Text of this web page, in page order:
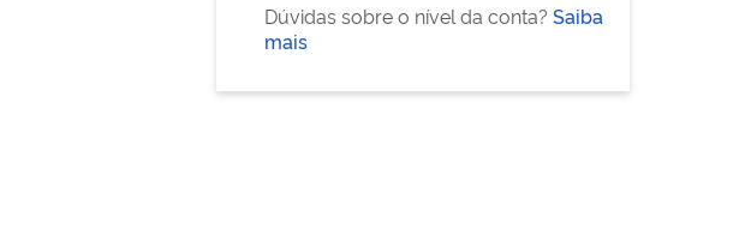
Dúvidas sobre o nível da conta? Saiba
mais